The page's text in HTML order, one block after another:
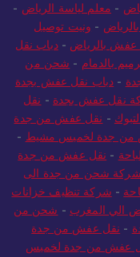
- معلم لياسة الرياض -
- ونيت توصيل
بالرياض -دباب نقل
بالدمام - شحن من
- دباب نقل عفش بجدة
نقل عفش بجدة - نقل
- نقل عفش من جدة
من جدة لخميس مشيط -
- نقل عفش من جدة
شركة شحن من جدة الى
- شركة تنظيف خزانات
الي المغرب - شحن من
- نقل عفش من جدة
عفش من جدة لخميس